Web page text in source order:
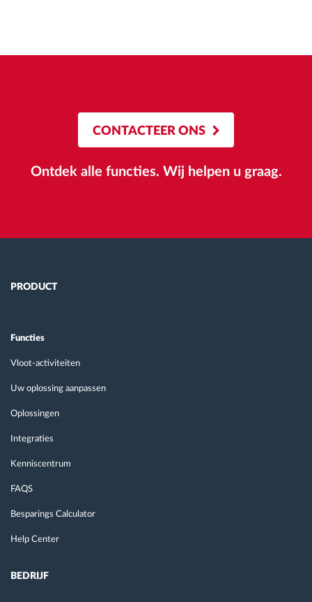
CONTACTEER ONS
Ontdek alle functies. Wij helpen u graag.
PRODUCT
Functies
Vloot-activiteiten
Uw oplossing aanpassen
Oplossingen
Integraties
Kenniscentrum
FAQS
Besparings Calculator
Help Center
BEDRIJF